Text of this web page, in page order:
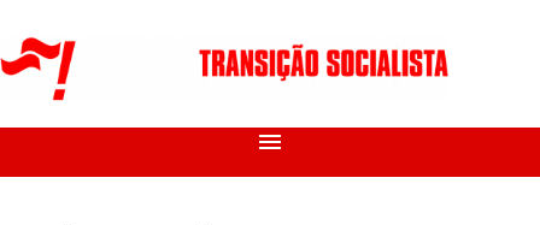
menu